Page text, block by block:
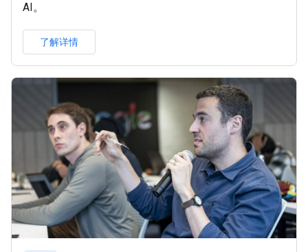
AI。
了解详情